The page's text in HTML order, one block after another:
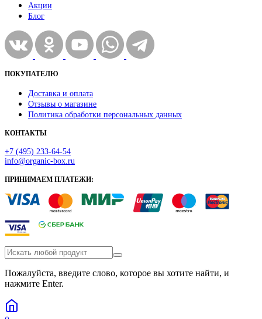
Акции
Блог
ПОКУПАТЕЛЮ
Доставка и оплата
Отзывы о магазине
Политика обработки персональных данных
КОНТАКТЫ
+7 (495) 233-64-54
info@organic-box.ru
ПРИНИМАЕМ ПЛАТЕЖИ:
Пожалуйста, введите слово, которое вы хотите найти, и
нажмите Enter.